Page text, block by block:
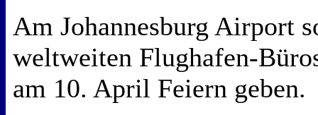
Am Johannesburg Airport
weltweiten Flughafen-
am 10. April Feiern geben.